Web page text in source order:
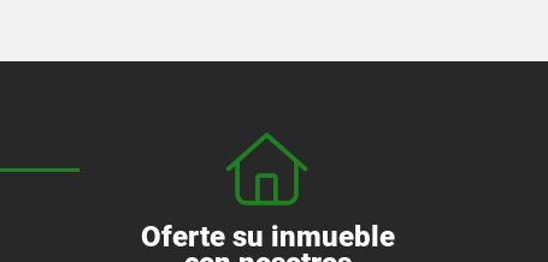
Oferte su inmueble